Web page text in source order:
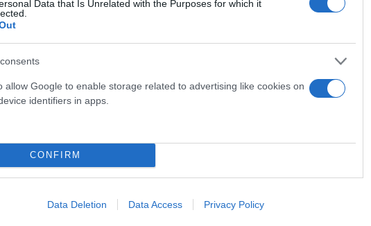
Data that Is Unrelated with the Purposes for which it
allow Google to enable storage related to advertising like cookies on
identifiers in apps.
CONFIRM
Data Deletion Data Access Privacy Policy
Audi MY27
κίνηση ματ, καθιστώντας την ηλεκτρική της γκάμα
ευχάριστες εκπλήξεις,
οικογένεια του Audi A6 e-tron. Οι εκδόσεις Sportback και
καθώς και Progressive quattro (428 hp) βλέπουν την